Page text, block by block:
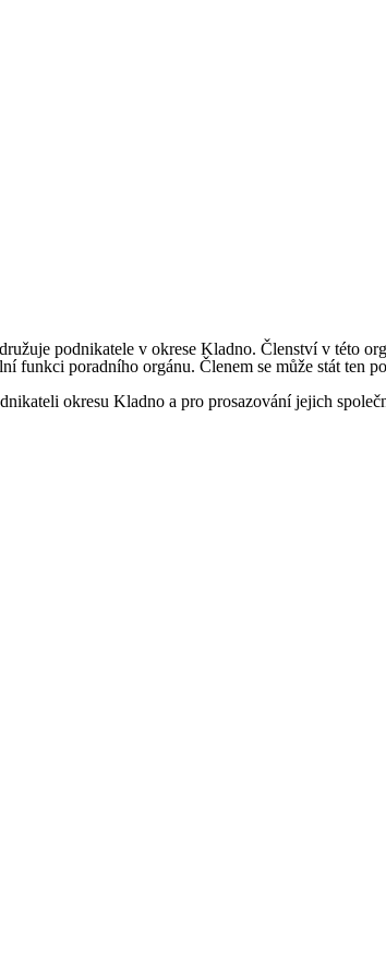
podnikatele v okrese Kladno. Členství v této
funkci poradního orgánu. Členem se může stát
okresu Kladno a pro prosazování jejich